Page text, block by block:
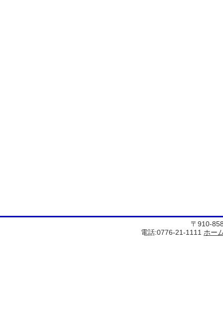
〒910-
電話:0776-21-1111 ホー